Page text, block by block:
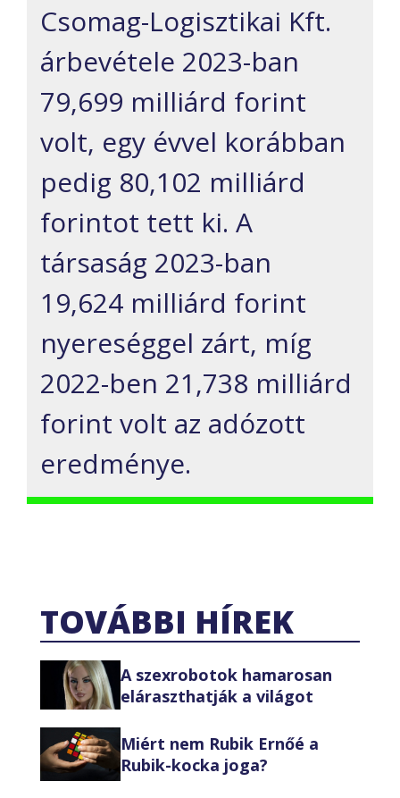
Csomag-Logisztikai Kft.
árbevétele 2023-ban
79,699 milliárd forint
volt, egy évvel korábban
pedig 80,102 milliárd
forintot tett ki. A
társaság 2023-ban
19,624 milliárd forint
nyereséggel zárt, míg
2022-ben 21,738 milliárd
forint volt az adózott
eredménye.
TOVÁBBI HÍREK
A szexrobotok hamarosan
eláraszthatják a világot
Miért nem Rubik Ernőé a
Rubik-kocka joga?